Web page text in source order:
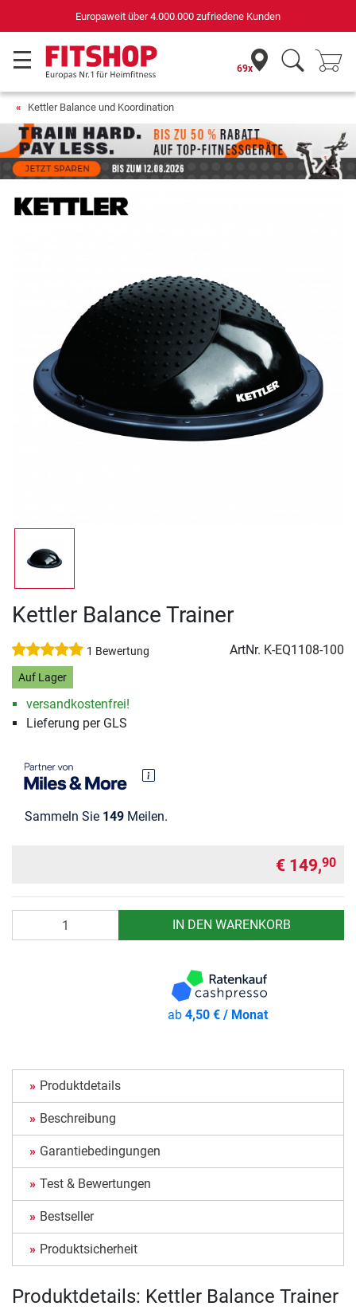
für Sportgeräte (n-tv+DISQ 2016-2024)
69x
Kettler Balance und Koordination
Kettler Balance Trainer
1 Bewertung ArtNr. K-EQ1108-100
Auf Lager
versandkostenfrei!
Lieferung per GLS
Sammeln Sie 149 Meilen.
€ 149,90
IN DEN WARENKORB
ab4,50 € / Monat
Produktdetails
Beschreibung
Garantiebedingungen
Test & Bewertungen
Bestseller
Produktsicherheit
Produktdetails: Kettler Balance Trainer